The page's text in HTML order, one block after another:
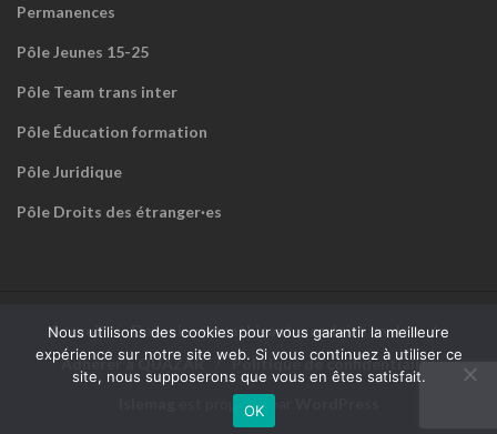
Permanences
Pôle Jeunes 15-25
Pôle Team trans inter
Pôle Éducation formation
Pôle Juridique
Pôle Droits des étranger·es
Accueil
Devenir sympathisant·e ou faire un don
Adhérer à QUAZAR
Politique de confidentialité
est propulsé par
Nous utilisons des cookies pour vous garantir la meilleure
expérience sur notre site web. Si vous continuez à utiliser ce
site, nous supposerons que vous en êtes satisfait.
OK